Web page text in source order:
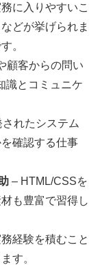
に入りやすいこ
どが挙げられま
。
顧客からの問い
識とコミュニケ
されたシステム
確認する仕事
– HTML/CSSを
も豊富で習得し
経験を積むこと
す。